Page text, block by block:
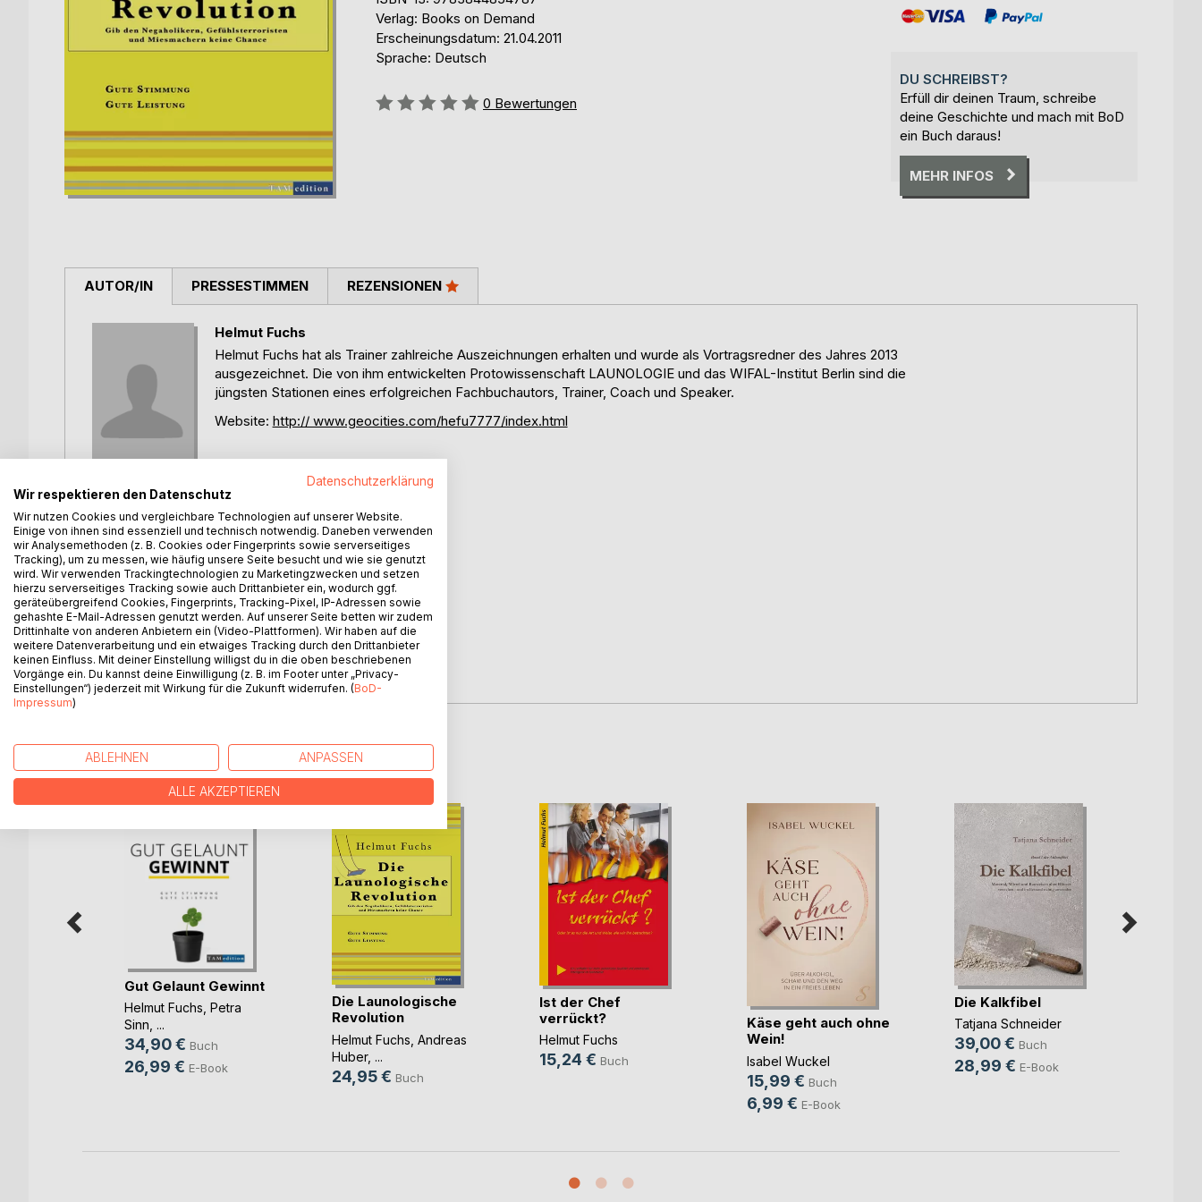
Verlag: Books on Demand
Erscheinungsdatum: 21.04.2011
Sprache: Deutsch
Bewertung::
0 Bewertungen
DU SCHREIBST?
Erfüll dir deinen Traum, schreibe
deine Geschichte und mach mit BoD
ein Buch daraus!
MEHR INFOS
AUTOR/IN
Helmut Fuchs
Helmut Fuchs hat als Trainer zahlreiche Auszeichnungen erhalten und wurde als Vortragsredner des Jahres 2013
ausgezeichnet. Die von ihm entwickelten Protowissenschaft LAUNOLOGIE und das WIFAL-Institut Berlin sind die
jüngsten Stationen eines erfolgreichen Fachbuchautors, Trainer, Coach und Speaker.
Website: http:// www.geocities.com/hefu7777/index.html
Andreas Huber
PRESSESTIMMEN REZENSIONEN
WEITERE TITEL BEIBoD
Gut Gelaunt Gewinnt
Helmut Fuchs Petra
Sinn , ...
34,90 € Buch
26,99 € E-Book
Die Launologische
Revolution
Helmut Fuchs Andreas
Huber, ...
24,95 € Buch
Ist der Chef
verrückt?
Helmut Fuchs
15,24 € Buch
Käse geht auch ohne
Wein!
Isabel Wuckel
15,99 € Buch
6,99 € E-Book
Die Kalkfibel
Tatjana Schneider
39,00 € Buch
28,99 € E-Book
Datenschutzerklärung
Wir respektieren den Datenschutz
Wir nutzen Cookies und vergleichbare Technologien auf unserer Website.
Einige von ihnen sind essenziell und technisch notwendig. Daneben verwenden
wir Analysemethoden (z. B. Cookies oder Fingerprints sowie serverseitiges
Tracking), um zu messen, wie häufig unsere Seite besucht und wie sie genutzt
wird. Wir verwenden Trackingtechnologien zu Marketingzwecken und setzen
hierzu serverseitiges Tracking sowie auch Drittanbieter ein, wodurch ggf.
geräteübergreifend Cookies, Fingerprints, Tracking-Pixel, IP-Adressen sowie
gehashte E-Mail-Adressen genutzt werden. Auf unserer Seite betten wir zudem
Drittinhalte von anderen Anbietern ein (Video-Plattformen). Wir haben auf die
weitere Datenverarbeitung und ein etwaiges Tracking durch den Drittanbieter
keinen Einfluss. Mit deiner Einstellung willigst du in die oben beschriebenen
Vorgänge ein. Du kannst deine Einwilligung (z. B. im Footer unter „Privacy-
Einstellungen“) jederzeit mit Wirkung für die Zukunft widerrufen. (BoD-
Impressum)
ABLEHNEN ANPASSEN
ALLE AKZEPTIEREN